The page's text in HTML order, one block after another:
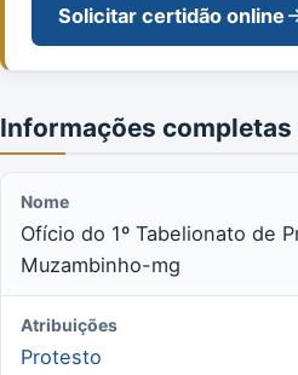
Solicitar certidão online
Informações
Nome
Ofício do 1º Tabelionato de
Muzambinho-mg
Atribuições
Protesto